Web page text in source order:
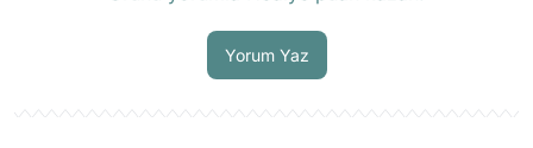
Yorum Yaz